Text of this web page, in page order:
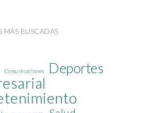
MÁS BUSCADAS
Comunicaciones Deportes